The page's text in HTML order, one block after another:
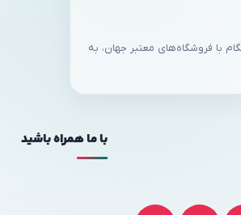
و تضمین اصل‌بودن کالا موفق شده تا همگام با فروشگاه‌های معتبر جهان، به
با ما همراه باشید